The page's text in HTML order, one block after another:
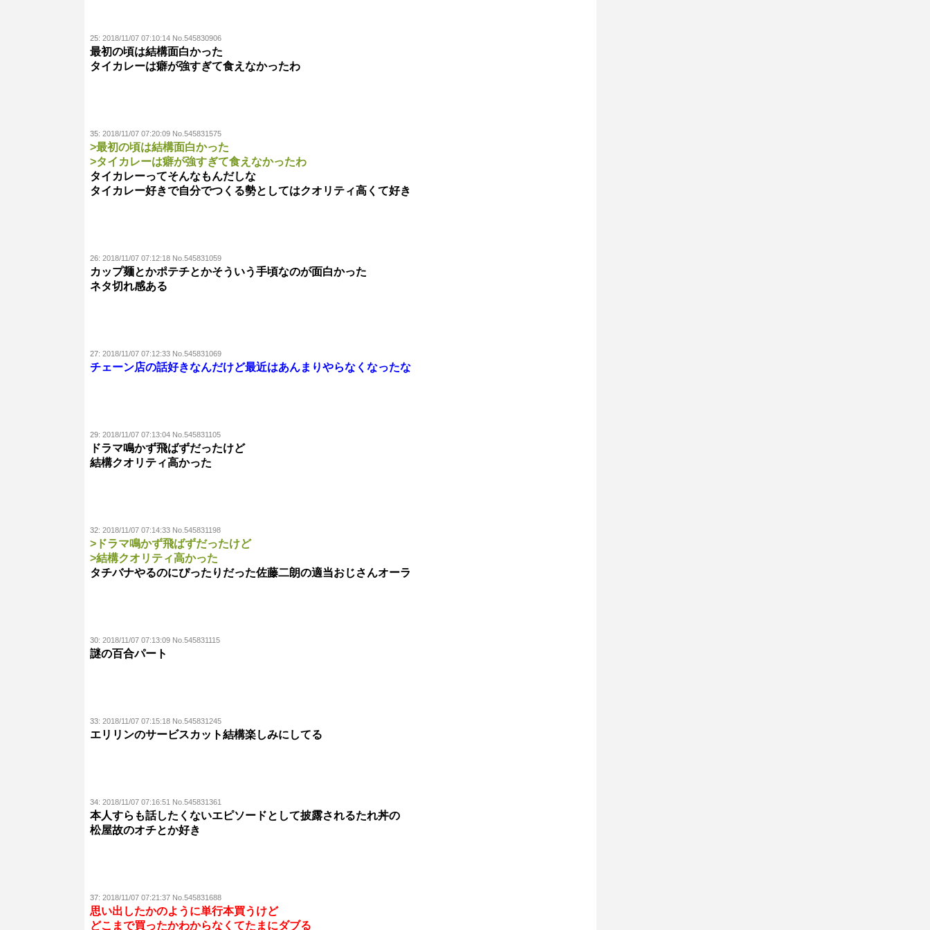
25: 2018/11/07 07:10:14 No.545830906
最初の頃は結構面白かった
タイカレーは癖が強すぎて食えなかったわ
35: 2018/11/07 07:20:09 No.545831575
>最初の頃は結構面白かった
>タイカレーは癖が強すぎて食えなかったわ
タイカレーってそんなもんだしな
タイカレー好きで自分でつくる勢としてはクオリティ高くて好き
26: 2018/11/07 07:12:18 No.545831059
カップ麺とかポテチとかそういう手頃なのが面白かった
ネタ切れ感ある
27: 2018/11/07 07:12:33 No.545831069
チェーン店の話好きなんだけど最近はあんまりやらなくなったな
29: 2018/11/07 07:13:04 No.545831105
ドラマ鳴かず飛ばずだったけど
結構クオリティ高かった
32: 2018/11/07 07:14:33 No.545831198
>ドラマ鳴かず飛ばずだったけど
>結構クオリティ高かった
タチバナやるのにぴったりだった佐藤二朗の適当おじさんオーラ
30: 2018/11/07 07:13:09 No.545831115
謎の百合パート
33: 2018/11/07 07:15:18 No.545831245
エリリンのサービスカット結構楽しみにしてる
34: 2018/11/07 07:16:51 No.545831361
本人すらも話したくないエピソードとして披露されるたれ丼の
松屋故のオチとか好き
37: 2018/11/07 07:21:37 No.545831688
思い出したかのように単行本買うけど
どこまで買ったかわからなくてたまにダブる